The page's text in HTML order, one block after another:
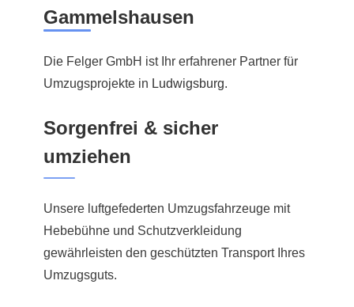
Gammelshausen
Die Felger GmbH ist Ihr erfahrener Partner für
Umzugsprojekte in Ludwigsburg.
Sorgenfrei & sicher
umziehen
Unsere luftgefederten Umzugsfahrzeuge mit
Hebebühne und Schutzverkleidung
gewährleisten den geschützten Transport Ihres
Umzugsguts.